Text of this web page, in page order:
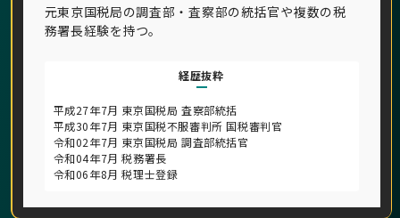
元東京国税局の調査部・査察部の統括官や複数の税
務署長経験を持つ。
経歴抜粋
平成27年7月 東京国税局 査察部統括
平成30年7月 東京国税不服審判所 国税審判官
令和02年7月 東京国税局 調査部統括官
令和04年7月 税務署長
令和06年8月 税理士登録